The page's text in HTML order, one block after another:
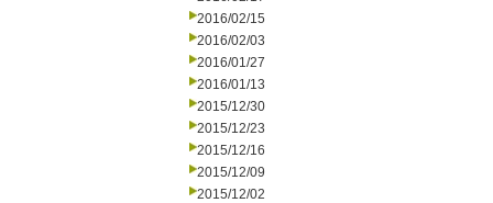
2016/02/15
2016/02/03
2016/01/27
2016/01/13
2015/12/30
2015/12/23
2015/12/16
2015/12/09
2015/12/02